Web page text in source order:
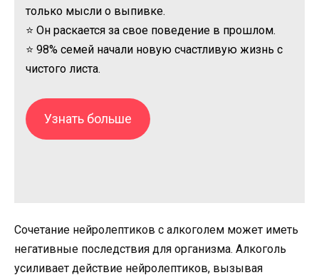
только мысли о выпивке.
⭐ Он раскается за свое поведение в прошлом.
⭐ 98% семей начали новую счастливую жизнь с
чистого листа.
Узнать больше
Сочетание нейролептиков с алкоголем может иметь
негативные последствия для организма. Алкоголь
усиливает действие нейролептиков, вызывая